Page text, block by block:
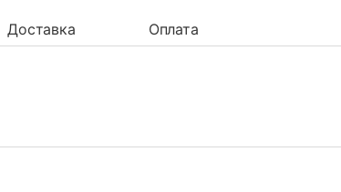
Доставка Оплата